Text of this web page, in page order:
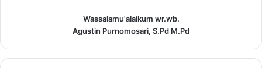
Wassalamu'alaikum wr.wb.
Agustin Purnomosari, S.Pd M.Pd